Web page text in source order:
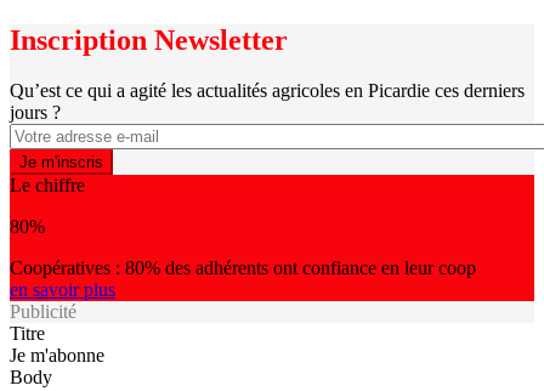
Inscription Newsletter
Qu’est ce qui a agité les actualités agricoles en Picardie ces derniers
jours ?
Le chiffre
80%
Coopératives : 80% des adhérents ont confiance en leur coop
en savoir plus
Publicité
Titre
Je m'abonne
Body